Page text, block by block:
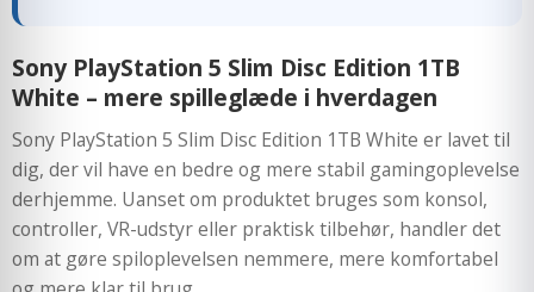
Sony PlayStation 5 Slim Disc Edition 1TB
White – mere spilleglæde i hverdagen
Sony PlayStation 5 Slim Disc Edition 1TB White er lavet til
dig, der vil have en bedre og mere stabil gamingoplevelse
derhjemme. Uanset om produktet bruges som konsol,
controller, VR-udstyr eller praktisk tilbehør, handler det
om at gøre spiloplevelsen nemmere, mere komfortabel